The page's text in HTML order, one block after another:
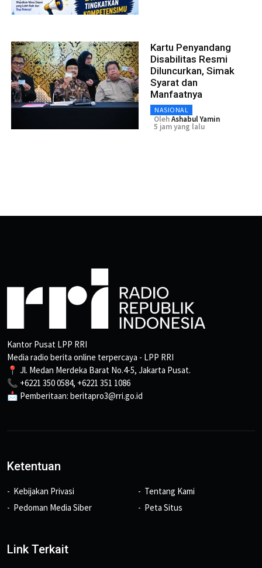
Kartu Penyandang
Disabilitas Resmi
Diluncurkan, Simak
Syarat dan
Manfaatnya
NASIONAL
OlehAshabul Yamin
5 jam yang lalu
Kantor Pusat LPP RRI
Media radio berita online terpercaya - LPP RRI
📍 Jl. Medan Merdeka Barat No.4-5, Jakarta Pusat.
📞 +6221 350 0584, +6221 351 1086
📩 Pemberitaan: beritapro3@rri.go.id
Ketentuan
Kebijakan Privasi
Pedoman Media Siber
Tentang Kami
Peta Situs
Link Terkait